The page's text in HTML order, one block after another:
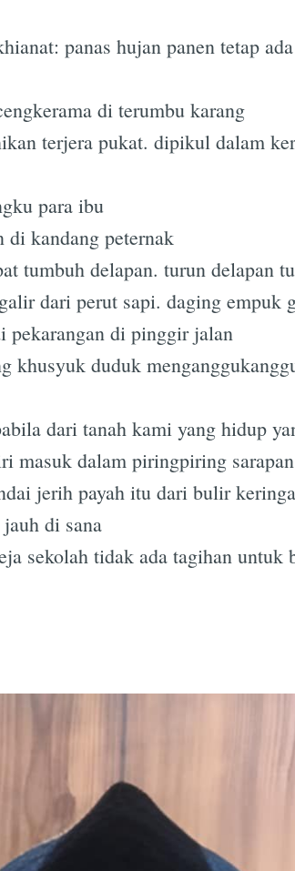
panas hujan panen tetap
di terumbu karang
terjera pukat. dipikul dalam
para ibu
di kandang peternak
tumbuh delapan. turun delapan
dari perut sapi. daging empuk
pekarangan di pinggir jalan
khusyuk duduk
dari tanah kami yang hidup
masuk dalam piringpiring
jerih payah itu dari bulir
di sana
sekolah tidak ada tagihan untuk